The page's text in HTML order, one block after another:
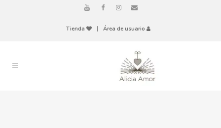
Tienda Área de usuario